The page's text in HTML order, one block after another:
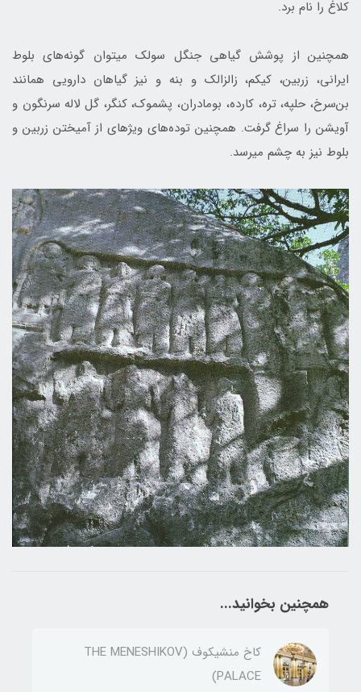
کلاغ‌ را نام برد.
همچنین از پوشش گیاهی جنگل سولک می­توان گونه‌هاي بلوط
ايراني، زربين، كيكم، زالزالك و بنه و نیز گیاهان دارویی همانند
بن‌سرخ، حلپه، تره، کارده، بومادران، پشموک، کنگر، گل لاله سرنگون و
آویشن را سراغ گرفت. همچنین توده‌های ویژه­ای از آمیختن زربين و
بلوط نیز به چشم می­رسد.
همچنین بخوانید...
کاخ منشیکوف (THE MENESHIKOV
PALACE)